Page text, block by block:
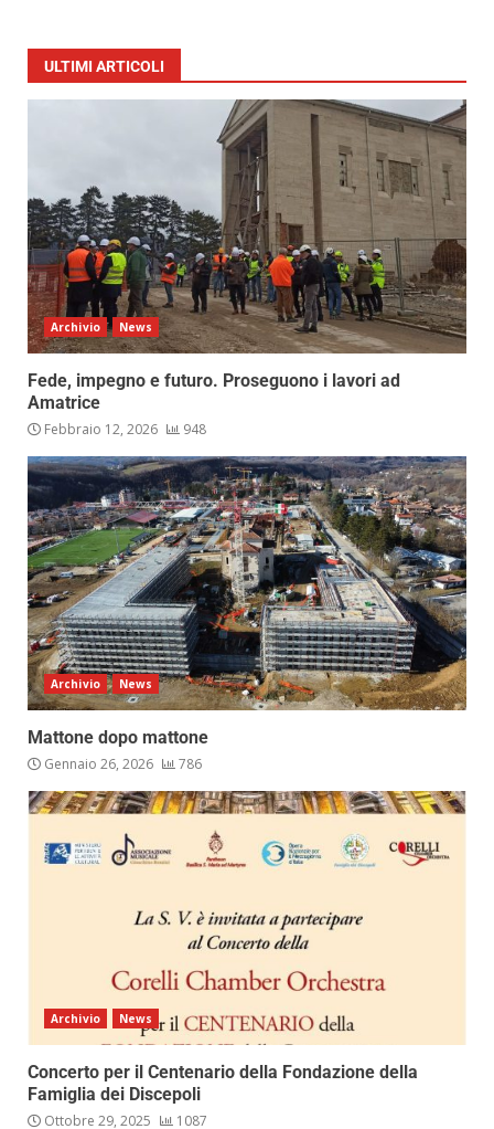
ULTIMI ARTICOLI
Archivio News
Fede, impegno e futuro. Proseguono i lavori ad
Amatrice
Febbraio 12, 2026 948
Archivio News
Mattone dopo mattone
Gennaio 26, 2026 786
Archivio News
Concerto per il Centenario della Fondazione della
Famiglia dei Discepoli
Ottobre 29, 2025 1087